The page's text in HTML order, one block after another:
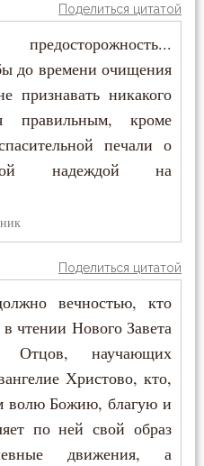
Поделиться цитатой
до времени очищения
признавать никакого
правильным, кроме
печали о
надеждой на
Поделиться цитатой
вечностью, кто
чтении Нового Завета
научающих
Христово, кто,
волю Божию, благую и
по ней свой образ
движения, а